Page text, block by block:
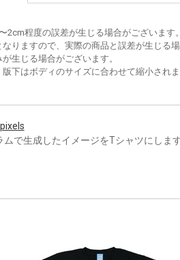
程度の誤差が生じる場合がございます。
りますので、実際の商品と誤差が生じる場
生じる場合がございます。
下はボディのサイズに合わせて縮小されま
ムで生成したイメージをTシャツにしま